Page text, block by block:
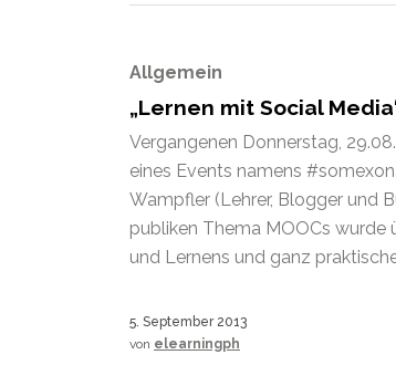
Allgemein
„Lernen mit Social
Vergangenen Donnerstag,
eines Events namens
Wampfler (Lehrer, Blogger und
publiken Thema MOOCs wurde
und Lernens und ganz
5. September 2013
von elearningph